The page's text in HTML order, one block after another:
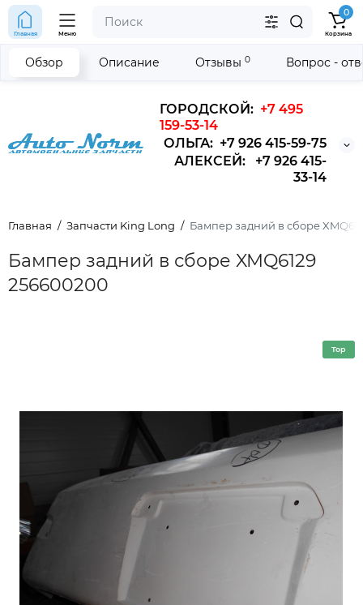
ГОРОДСКОЙ: +7 495
159-53-14
ОЛЬГА: +7 926 415-59-75
АЛЕКСЕЙ: +7 926 415-
33-14
Главная Меню
0
Корзина
Главная Запчасти King Long Бампер задний в сборе
Бампер задний в сборе XMQ6129
256600200
Обзор Описание Отзывы 0 Вопрос -
Top